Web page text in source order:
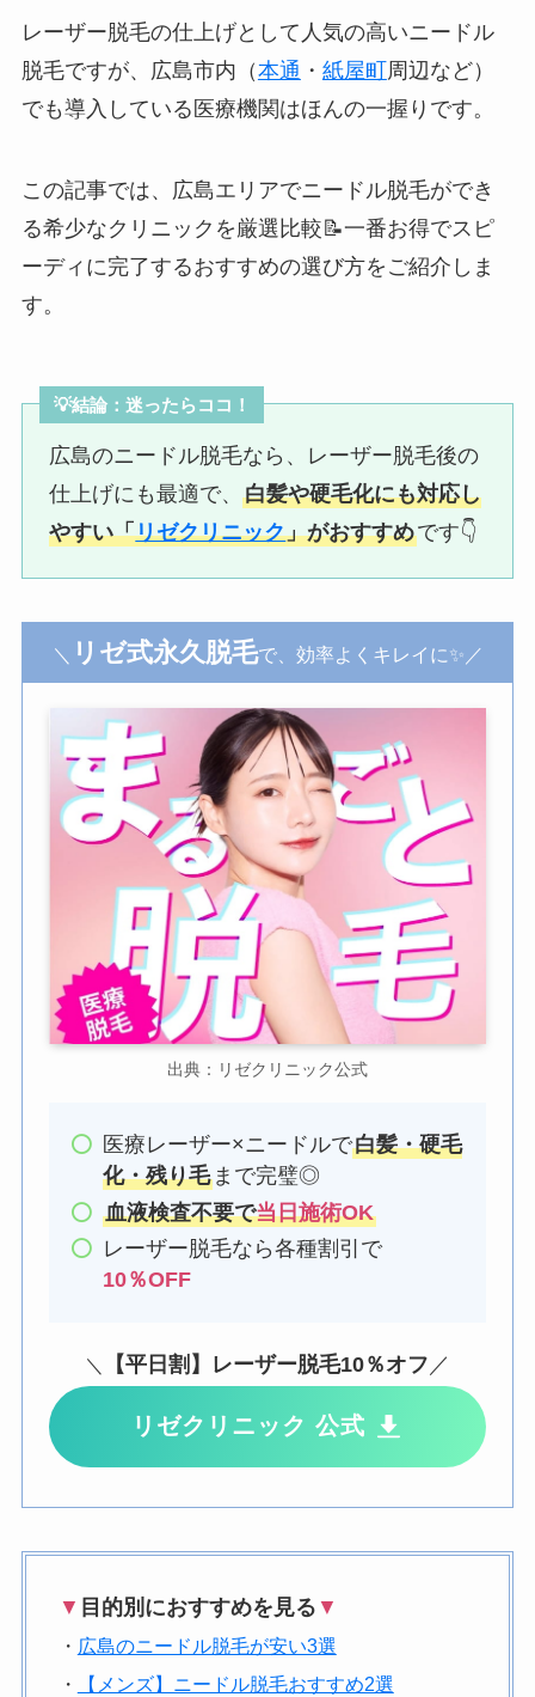
レーザー脱毛の仕上げとして人気の高いニードル
脱毛ですが、広島市内（本通 ・ 紙屋町 周辺など）
でも導入している医療機関はほんの一握りです。
この記事では、広島エリアでニードル脱毛ができ
る希少なクリニックを厳選比較📝一番お得でスピ
ーディに完了するおすすめの選び方をご紹介しま
す。
💡結論：迷ったらココ！
広島のニードル脱毛なら、レーザー脱毛後の
仕上げにも最適で、白髪や硬毛化にも対応し
やすい「リゼクリニック」がおすすめです👇
＼ リゼ式永久脱毛で、効率よくキレイに✨／
出典：リゼクリニック公式
医療レーザー×ニードルで白髪・硬毛
化・残り毛 まで完璧◎
血液検査不要で当日施術OK
レーザー脱毛なら各種割引で
10％OFF
＼ 【平日割】レーザー脱毛10％オフ ／
リゼクリニック 公式
▼ 目的別におすすめを見る ▼
・ 広島のニードル脱毛が安い3選
・
【メンズ】ニードル脱毛おすすめ2選